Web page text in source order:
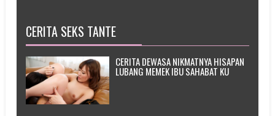
CERITA SEKS TANTE
CERITA DEWASA NIKMATNYA HISAPAN
LUBANG MEMEK IBU SAHABAT KU